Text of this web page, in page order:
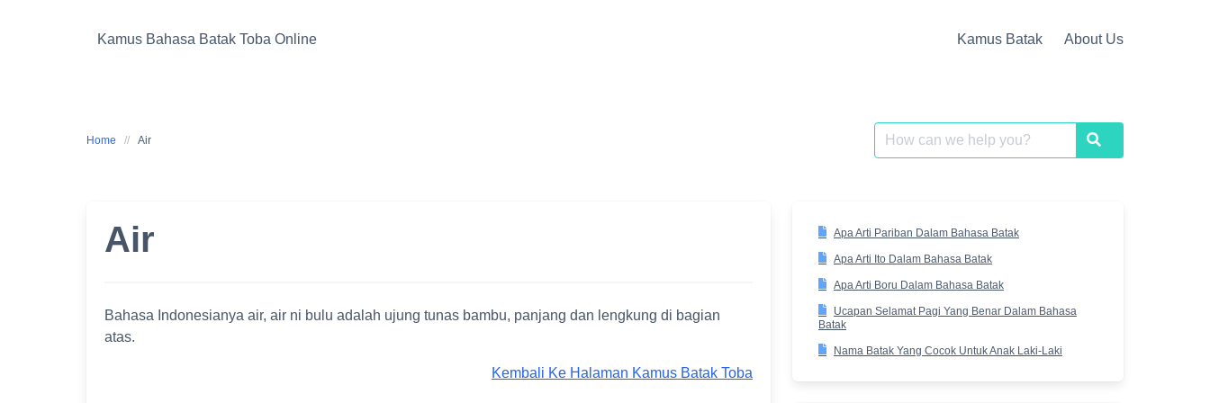
Kamus Bahasa Batak Toba Online Kamus Batak About Us
Home Air
Search
for:
Search
Apa Arti Pariban Dalam Bahasa Batak
Apa Arti Ito Dalam Bahasa Batak
Apa Arti Boru Dalam Bahasa Batak
Ucapan Selamat Pagi Yang Benar Dalam Bahasa
Batak
Nama Batak Yang Cocok Untuk Anak Laki-Laki
Air
Bahasa Indonesianya air, air ni bulu adalah ujung tunas bambu, panjang dan lengkung di bagian
atas.
Kembali Ke Halaman Kamus Batak Toba